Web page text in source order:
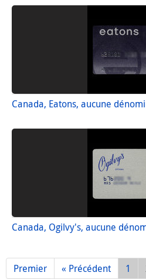
Canada, Eatons, aucune
Canada, Ogilvy's, aucune
Premier « Précédent 1